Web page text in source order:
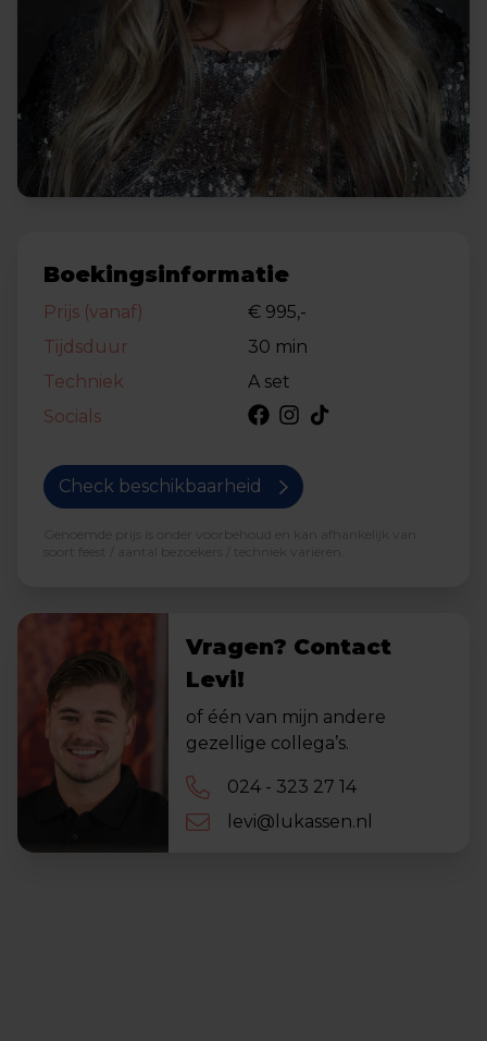
Boekingsinformatie
Prijs (vanaf)
€ 995,-
Tijdsduur
30 min
Techniek
A set
Socials
Check beschikbaarheid
Genoemde prijs is onder voorbehoud en kan afhankelijk van
soort feest / aantal bezoekers / techniek variëren.
Vragen? Contact
Levi!
of één van mijn andere
gezellige collega’s.
024 - 323 27 14
levi@lukassen.nl